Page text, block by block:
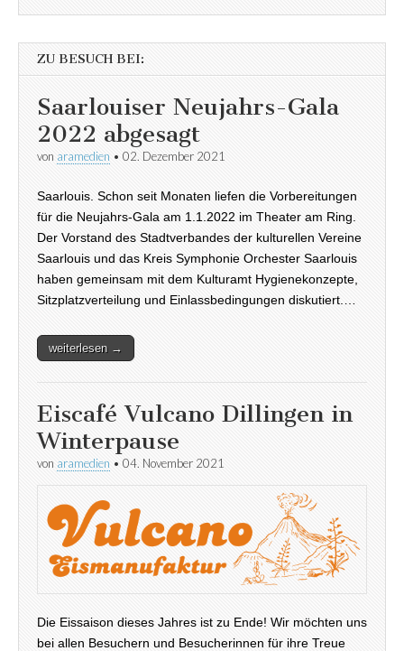
ZU BESUCH BEI:
Saarlouiser Neujahrs-Gala
2022 abgesagt
von aramedien • 02. Dezember 2021
Saarlouis. Schon seit Monaten liefen die Vorbereitungen
für die Neujahrs-Gala am 1.1.2022 im Theater am Ring.
Der Vorstand des Stadtverbandes der kulturellen Vereine
Saarlouis und das Kreis Symphonie Orchester Saarlouis
haben gemeinsam mit dem Kulturamt Hygienekonzepte,
Sitzplatzverteilung und Einlassbedingungen diskutiert.…
weiterlesen →
Eiscafé Vulcano Dillingen in
Winterpause
von aramedien • 04. November 2021
Die Eissaison dieses Jahres ist zu Ende! Wir möchten uns
bei allen Besuchern und Besucherinnen für ihre Treue